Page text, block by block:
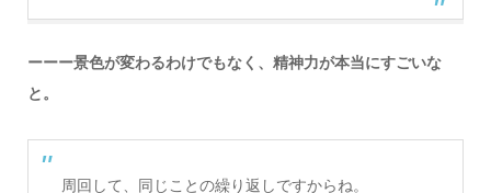
ーーー景色が変わるわけでもなく、精神力が本当にすごいな
と。
周回して、同じことの繰り返しですからね。